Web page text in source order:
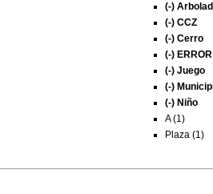
(-)
(-) CCZ
(-) Cerro
(-)
(-) Juego
(-)
(-) Niño
A (1)
Plaza (1)